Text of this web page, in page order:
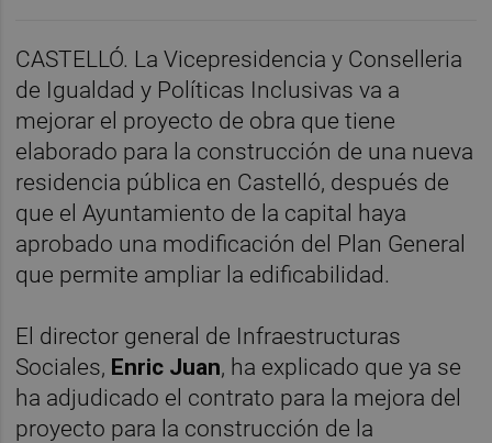
CASTELLÓ. La Vicepresidencia y Conselleria
de Igualdad y Políticas Inclusivas va a
mejorar el proyecto de obra que tiene
elaborado para la construcción de una nueva
residencia pública en Castelló, después de
que el Ayuntamiento de la capital haya
aprobado una modificación del Plan General
que permite ampliar la edificabilidad.
El director general de Infraestructuras
Sociales, Enric Juan, ha explicado que ya se
ha adjudicado el contrato para la mejora del
proyecto para la construcción de la